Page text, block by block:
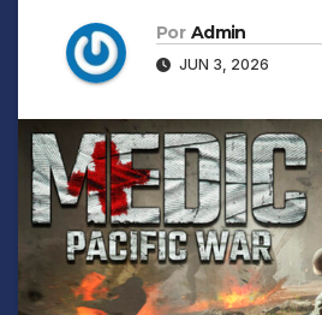
Por Admin
JUN 3, 2026